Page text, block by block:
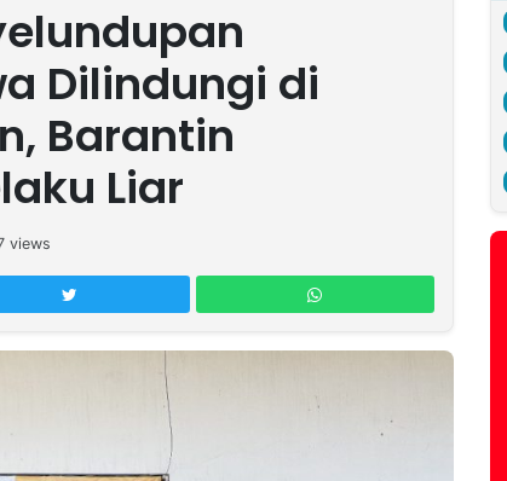
Dilindungi di
Barantin
Liar
views